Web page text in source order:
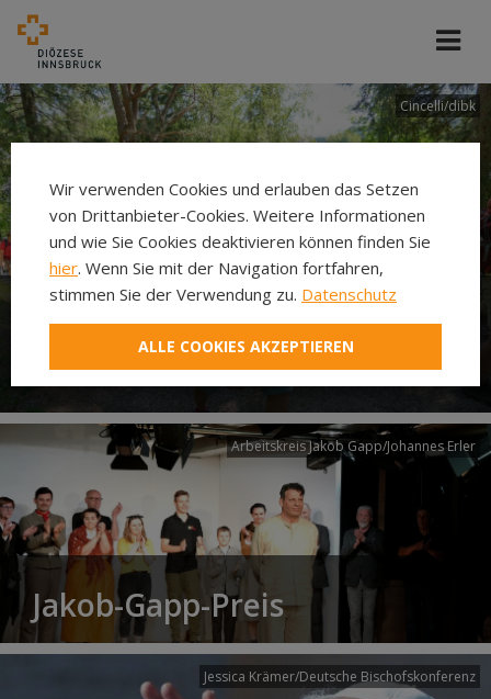
Cincelli/dibk
Neuer Pilgerweg Via
Laudato si’
Arbeitskreis Jakob Gapp/Johannes Erler
Jakob-Gapp-Preis
Jessica Krämer/Deutsche Bischofskonferenz
Wir verwenden Cookies und erlauben das Setzen
von Drittanbieter-Cookies. Weitere Informationen
und wie Sie Cookies deaktivieren können finden Sie
hier. Wenn Sie mit der Navigation fortfahren,
stimmen Sie der Verwendung zu. Datenschutz
ALLE COOKIES AKZEPTIEREN